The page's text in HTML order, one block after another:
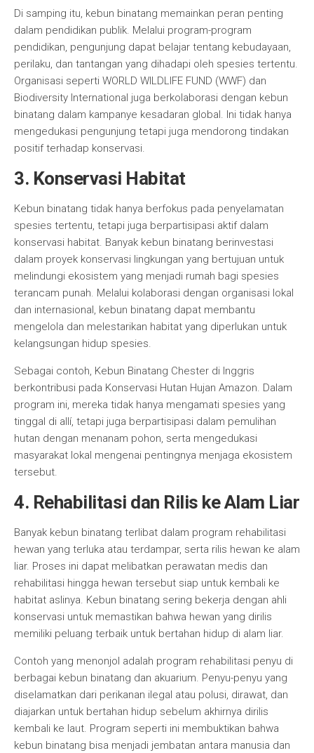
Di samping itu, kebun binatang memainkan peran penting
dalam pendidikan publik. Melalui program-program
pendidikan, pengunjung dapat belajar tentang kebudayaan,
perilaku, dan tantangan yang dihadapi oleh spesies tertentu.
Organisasi seperti WORLD WILDLIFE FUND (WWF) dan
Biodiversity International juga berkolaborasi dengan kebun
binatang dalam kampanye kesadaran global. Ini tidak hanya
mengedukasi pengunjung tetapi juga mendorong tindakan
positif terhadap konservasi.
3. Konservasi Habitat
Kebun binatang tidak hanya berfokus pada penyelamatan
spesies tertentu, tetapi juga berpartisipasi aktif dalam
konservasi habitat. Banyak kebun binatang berinvestasi
dalam proyek konservasi lingkungan yang bertujuan untuk
melindungi ekosistem yang menjadi rumah bagi spesies
terancam punah. Melalui kolaborasi dengan organisasi lokal
dan internasional, kebun binatang dapat membantu
mengelola dan melestarikan habitat yang diperlukan untuk
kelangsungan hidup spesies.
Sebagai contoh, Kebun Binatang Chester di Inggris
berkontribusi pada Konservasi Hutan Hujan Amazon. Dalam
program ini, mereka tidak hanya mengamati spesies yang
tinggal di allí, tetapi juga berpartisipasi dalam pemulihan
hutan dengan menanam pohon, serta mengedukasi
masyarakat lokal mengenai pentingnya menjaga ekosistem
tersebut.
4. Rehabilitasi dan Rilis ke Alam Liar
Banyak kebun binatang terlibat dalam program rehabilitasi
hewan yang terluka atau terdampar, serta rilis hewan ke alam
liar. Proses ini dapat melibatkan perawatan medis dan
rehabilitasi hingga hewan tersebut siap untuk kembali ke
habitat aslinya. Kebun binatang sering bekerja dengan ahli
konservasi untuk memastikan bahwa hewan yang dirilis
memiliki peluang terbaik untuk bertahan hidup di alam liar.
Contoh yang menonjol adalah program rehabilitasi penyu di
berbagai kebun binatang dan akuarium. Penyu-penyu yang
diselamatkan dari perikanan ilegal atau polusi, dirawat, dan
diajarkan untuk bertahan hidup sebelum akhirnya dirilis
kembali ke laut. Program seperti ini membuktikan bahwa
kebun binatang bisa menjadi jembatan antara manusia dan